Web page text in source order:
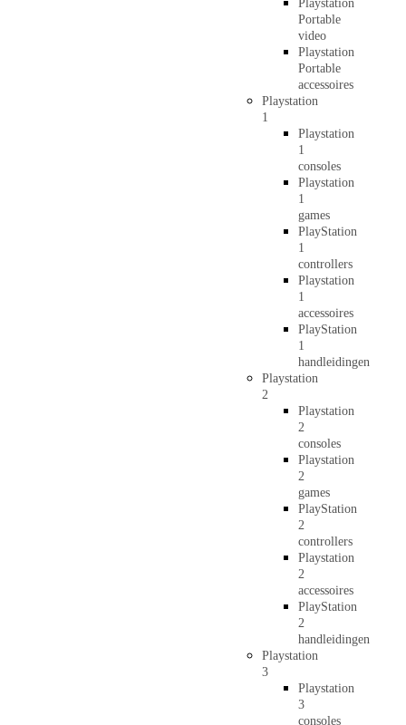
Playstation
Portable
video
Playstation
Portable
accessoires
Playstation
1
Playstation
1
consoles
Playstation
1
games
PlayStation
1
controllers
Playstation
1
accessoires
PlayStation
1
handleidingen
Playstation
2
Playstation
2
consoles
Playstation
2
games
PlayStation
2
controllers
Playstation
2
accessoires
PlayStation
2
handleidingen
Playstation
3
Playstation
3
consoles